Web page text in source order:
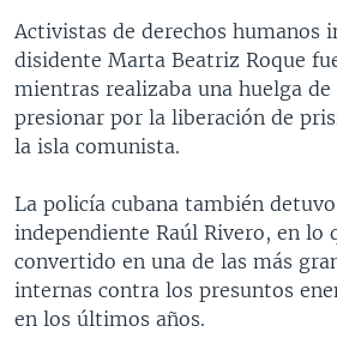
búsqueda
CHILE
PERÚ
ECUADOR
BRASIL
EL SALVADOR
GUATEMALA
HONDURAS
INMIGRACIÓN
LIBERTAD DE PRENSA
MUNDO
ENTRETENIMIENTO Y CULTURA
TECNOLOGÍA
DEPORTES
ESPECIALES DE LA VOA
LIBERTAD DE PRENSA
UCRANIA
VIDEOS
FOTOGRAFÍA
AUDIOS
PROGRAMAS TV
EL MUNDO AL DÍA
FORO INTERAMERICANO
RADIO
AVANCE INFORMATIVO
DIRECT
Activistas de derechos humanos
disidente Marta Beatriz Roque
mientras realizaba una huelga
presionar por la liberación de
la isla comunista.
La policía cubana también
independiente Raúl Rivero, en lo
convertido en una de las más
internas contra los presuntos
en los últimos años.